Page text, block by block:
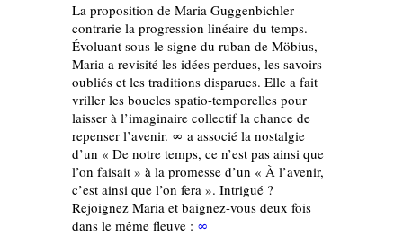
La proposition de Maria Guggenbichler
contrarie la progression linéaire du temps.
Évoluant sous le signe du ruban de Möbius,
Maria a revisité les idées perdues, les savoirs
oubliés et les traditions disparues. Elle a fait
vriller les boucles spatio-temporelles pour
laisser à l’imaginaire collectif la chance de
repenser l’avenir. ∞ a associé la nostalgie
d’un « De notre temps, ce n’est pas ainsi que
l’on faisait » à la promesse d’un « À l’avenir,
c’est ainsi que l’on fera ». Intrigué ?
Rejoignez Maria et baignez-vous deux fois
dans le même fleuve : ∞